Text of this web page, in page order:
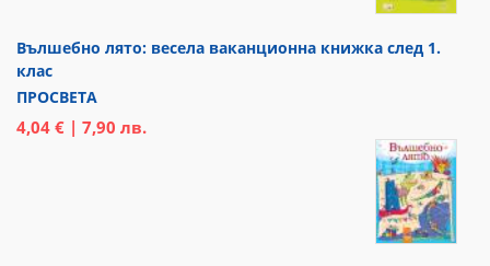
Вълшебно лято: весела ваканционна книжка след 1.
клас
ПРОСВЕТА
4,04 € | 7,90 лв.